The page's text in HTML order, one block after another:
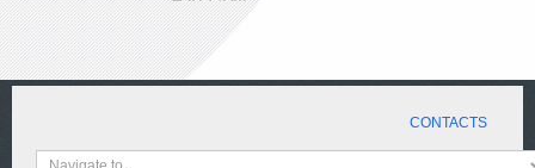
CONTACTS